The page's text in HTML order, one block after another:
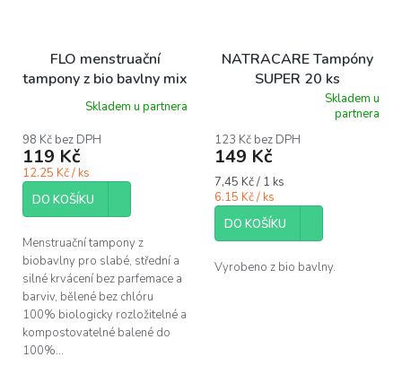
FLO menstruační
tampony z bio bavlny mix
8 ks Regular a 8 ks
Skladem u partnera
98 Kč bez DPH
119 Kč
12.25 Kč / ks
DO KOŠÍKU
Menstruační tampony z
biobavlny pro slabé, střední a
silné krvácení bez parfemace a
barviv, bělené bez chlóru
100% biologicky rozložitelné a
kompostovatelné balené do
100%...
NATRACARE Tampóny
SUPER 20 ks
produktu
je
z
5
hvězdiček.
Skladem u
partnera
123 Kč bez DPH
149 Kč
Měrná
cena:
7,45 Kč / 1 ks
6.15 Kč / ks
DO KOŠÍKU
Vyrobeno z bio bavlny.